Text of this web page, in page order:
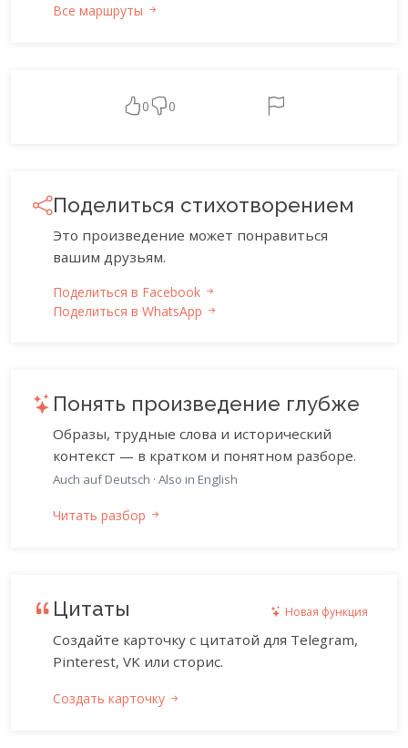
Все маршруты
0 0
Поделиться стихотворением
Это произведение может понравиться
вашим друзьям.
Поделиться в Facebook
Поделиться в WhatsApp
Понять произведение глубже
Образы, трудные слова и исторический
контекст — в кратком и понятном разборе.
Auch auf Deutsch · Also in English
Читать разбор
Цитаты Новая функция
Создайте карточку с цитатой для Telegram,
Pinterest, VK или сторис.
Создать карточку